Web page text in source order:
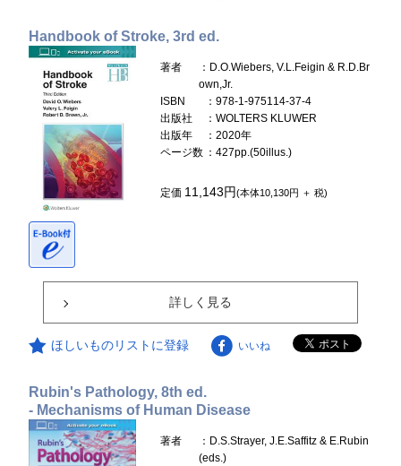
Handbook of Stroke, 3rd ed.
著者
：D.O.Wiebers, V.L.Feigin & R.D.Br
own,Jr.
ISBN
：978-1-975114-37-4
出版社
：WOLTERS KLUWER
出版年
：2020年
ページ数 ：427pp.(50illus.)
定価 11,143円(本体10,130円 ＋ 税)
詳しく見る
ほしいものリストに登録 いいね
Rubin's Pathology, 8th ed.
- Mechanisms of Human Disease
著者
：D.S.Strayer, J.E.Saffitz & E.Rubin
(eds.)